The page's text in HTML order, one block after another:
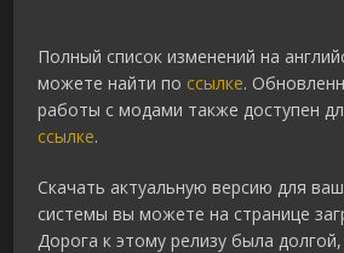
Полный список изменений на
можете найти по ссылке.
работы с модами также доступен
ссылке.
Скачать актуальную версию для
системы вы можете на странице
Дорога к этому релизу была